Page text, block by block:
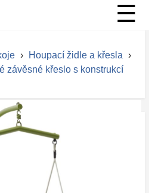
☰
› Houpací židle a křesla ›
závěsné křeslo s konstrukcí